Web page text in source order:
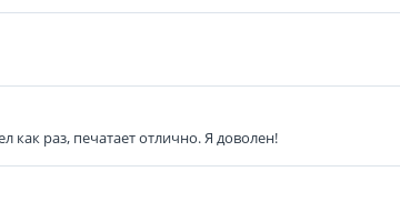
раз, печатает отлично. Я доволен!